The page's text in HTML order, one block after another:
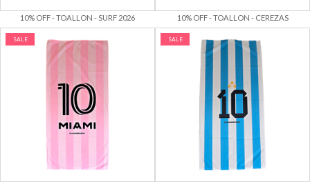
10% OFF - TOALLON - SURF 2026 10% OFF - TOALLON - CEREZAS
SALE SALE